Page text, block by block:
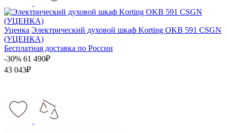
Уценка Электрический духовой шкаф Korting OKB 591 CSGN
(УЦЕНКА)
Бесплатная доставка по России
-30% 61 490₽
43 043₽